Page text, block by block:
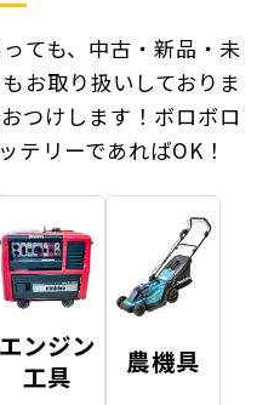
ても、中古・新品・未
お取り扱いしておりま
つけします！ボロボロ
テリーであればOK！
エンジン
工具
農機具